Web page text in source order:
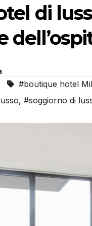
di
#boutique hotel
, #soggiorno di